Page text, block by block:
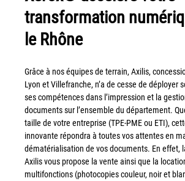
Sécurité des périphériques
Gestion des documents
ConnectKey®
Service de Gestion d’impression
Notre équipe
Grand Lyon
Lyon Techlid
transformation
le Rhône
Grâce à nos équipes de terrain, Axilis,
Lyon et Villefranche, n’a de cesse de déployer
ses compétences dans l’impression et la
documents sur l’ensemble du département.
taille de votre entreprise (TPE-PME ou ETI),
innovante répondra à toutes vos attentes en
dématérialisation de vos documents. En effet,
Axilis vous propose la vente ainsi que la
multifonctions (photocopies couleur, noir et